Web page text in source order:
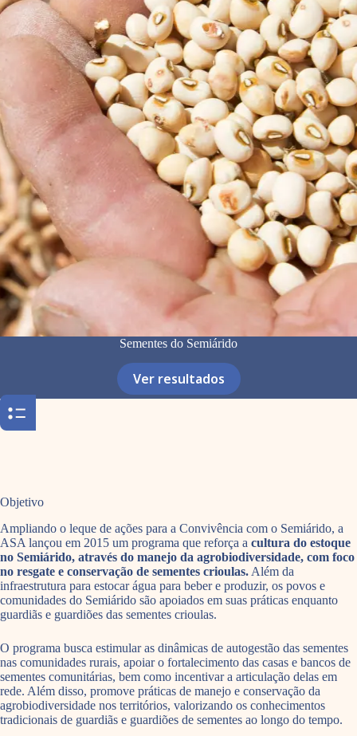
Sementes do Semiárido
Ver resultados
Objetivo
Ampliando o leque de ações para a Convivência com o Semiárido, a
ASA lançou em 2015 um programa que reforça a cultura do estoque
no Semiárido, através do manejo da agrobiodiversidade, com foco
no resgate e conservação de sementes crioulas. Além da
infraestrutura para estocar água para beber e produzir, os povos e
comunidades do Semiárido são apoiados em suas práticas enquanto
guardiãs e guardiões das sementes crioulas.
O programa busca estimular as dinâmicas de autogestão das sementes
nas comunidades rurais, apoiar o fortalecimento das casas e bancos de
sementes comunitárias, bem como incentivar a articulação delas em
rede. Além disso, promove práticas de manejo e conservação da
agrobiodiversidade nos territórios, valorizando os conhecimentos
tradicionais de guardiãs e guardiões de sementes ao longo do tempo.